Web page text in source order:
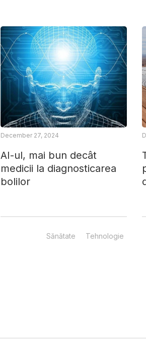
AI-ul, mai bun decât
medicii la diagnosticarea
bolilor
December 27, 2024
Sănătate Tehnologie